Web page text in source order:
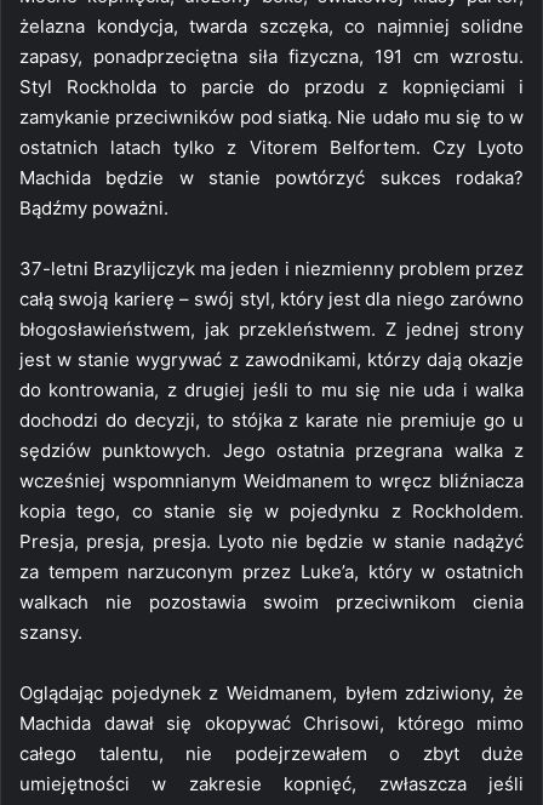
żelazna kondycja, twarda szczęka, co najmniej solidne
zapasy, ponadprzeciętna siła fizyczna, 191 cm wzrostu.
Styl Rockholda to parcie do przodu z kopnięciami i
zamykanie przeciwników pod siatką. Nie udało mu się to w
ostatnich latach tylko z Vitorem Belfortem. Czy Lyoto
Machida będzie w stanie powtórzyć sukces rodaka?
Bądźmy poważni.
37-letni Brazylijczyk ma jeden i niezmienny problem przez
całą swoją karierę – swój styl, który jest dla niego zarówno
błogosławieństwem, jak przekleństwem. Z jednej strony
jest w stanie wygrywać z zawodnikami, którzy dają okazje
do kontrowania, z drugiej jeśli to mu się nie uda i walka
dochodzi do decyzji, to stójka z karate nie premiuje go u
sędziów punktowych. Jego ostatnia przegrana walka z
wcześniej wspomnianym Weidmanem to wręcz bliźniacza
kopia tego, co stanie się w pojedynku z Rockholdem.
Presja, presja, presja. Lyoto nie będzie w stanie nadążyć
za tempem narzuconym przez Luke’a, który w ostatnich
walkach nie pozostawia swoim przeciwnikom cienia
szansy.
Oglądając pojedynek z Weidmanem, byłem zdziwiony, że
Machida dawał się okopywać Chrisowi, którego mimo
całego talentu, nie podejrzewałem o zbyt duże
umiejętności w zakresie kopnięć, zwłaszcza jeśli